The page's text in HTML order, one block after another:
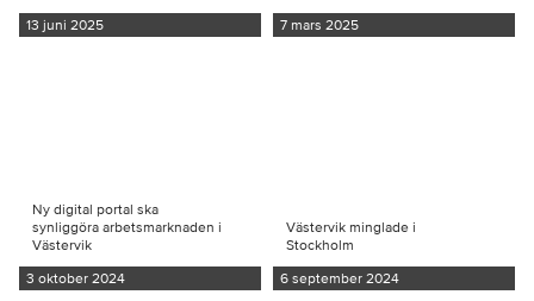
13 juni 2025 7 mars 2025
Ny digital portal ska
synliggöra arbetsmarknaden i
Västervik
3 oktober 2024
Västervik minglade i
Stockholm
6 september 2024